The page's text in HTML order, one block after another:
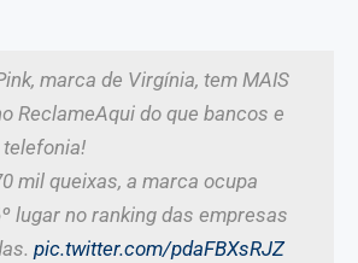
marca de Virgínia, tem MAIS
ReclameAqui do que bancos e
mil queixas, a marca ocupa
lugar no ranking das empresas
pic.twitter.com/pdaFBXsRJZ